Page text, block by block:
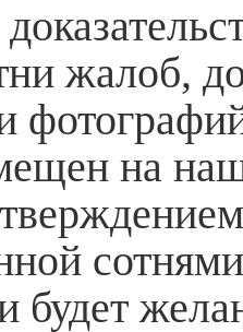
жалоб,
на
будет